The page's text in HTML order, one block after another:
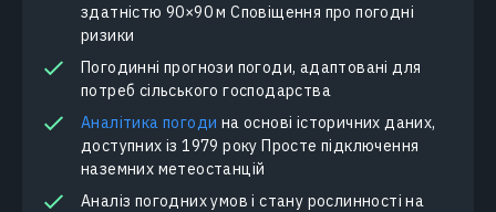
здатністю 90×90 м Сповіщення про погодні
ризики
Погодинні прогнози погоди, адаптовані для
потреб сільського господарства
Aналітика погоди на основі історичних даних,
доступних із 1979 року Просте підключення
наземних метеостанцій
Аналіз погодних умов і стану рослинності на